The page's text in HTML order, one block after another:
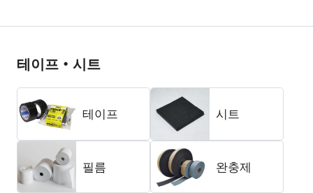
테이프・시트
테이프 시트
필름 완충제